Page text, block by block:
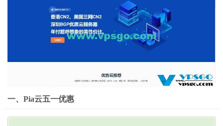
一、Pia云五一优惠